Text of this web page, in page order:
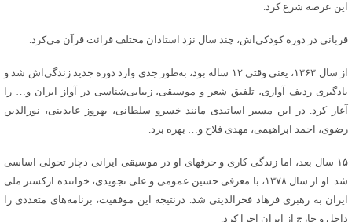
این عرصه شرع کرد.
قربانی در دوره کودکی‌اش، چند سال نزد استادان مختلف قرائت قرآن می‌کرد.
از سال ۱۳۶۳، یعنی وقتی ۱۲ ساله بود، به‌طور جدی وارد دوره جدید زندگی‌اش شد و
یادگیری ردیف آوازی، تلفیق شعر و موسیقی، زیبایی‌شناسی در آواز ایران و… را
آغاز کرد. در این مسیر اساتیدی مانند خسرو سلطانی، بهروز عابدینی، نورالدین
رضوی، احمد ابراهیمی، مهدی فلاح و… بهره برد.
۱۵ سال بعد، اما زندگی کاری و حرفه‎ای او در موسیقی ایرانی دچار تحولی اساسی
شد. او از سال ۱۳۷۸، با معرفی حسین عمومی و علی تجویدی، خواننده ارکستر ملی
ایران به رهبری فرهاد فخرالدینی شد. درنتیجه این موفقیت، برنامه‌های متعددی را
داخل و خارج از ایران اجرا کرد.